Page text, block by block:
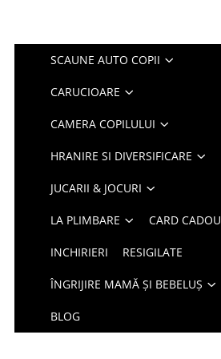
SCAUNE AUTO COPII
CARUCIOARE
CAMERA COPILULUI
HRANIRE SI DIVERSIFICARE
JUCARII & JOCURI
LA PLIMBARE CARD CADOU
INCHIRIERI RESIGILATE
ÎNGRIJIRE MAMĂ ȘI BEBELUȘ
BLOG